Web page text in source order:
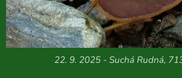
22. 9. 2025 - Suchá Rudná,